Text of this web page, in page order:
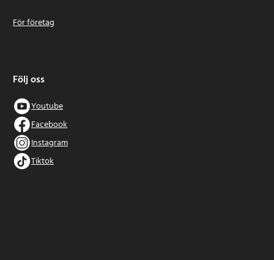
För företag
Följ oss
Youtube
Facebook
Instagram
Tiktok